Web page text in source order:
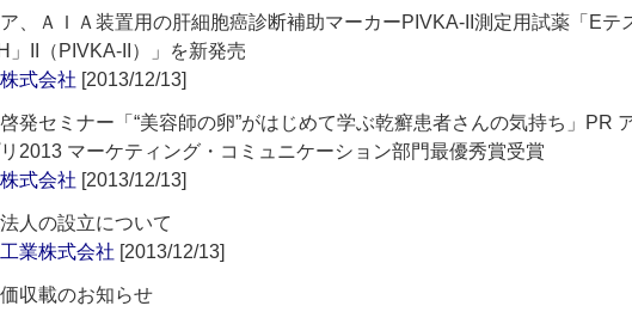
、ＡＩＡ装置用の肝細胞癌診断補助マーカーPIVKA-II測定用試薬「Eテ
」II（PIVKA-II）」を新発売
式会社 [2013/12/13]
発セミナー「“美容師の卵”がはじめて学ぶ乾癬患者さんの気持ち」PR
2013 マーケティング・コミュニケーション部門最優秀賞受賞
式会社 [2013/12/13]
人の設立について
業株式会社 [2013/12/13]
収載のお知らせ